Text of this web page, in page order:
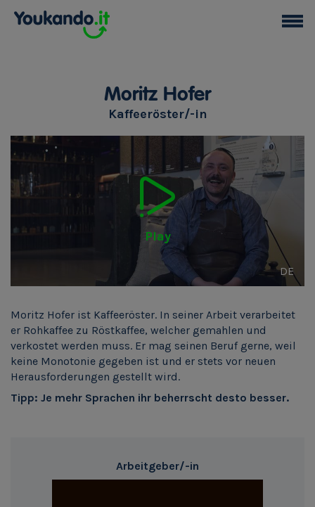
Moritz Hofer
Kaffeeröster/-in
Play
DE
Moritz Hofer ist Kaffeeröster. In seiner Arbeit verarbeitet
er Rohkaffee zu Röstkaffee, welcher gemahlen und
verkostet werden muss. Er mag seinen Beruf gerne, weil
keine Monotonie gegeben ist und er stets vor neuen
Herausforderungen gestellt wird.
Tipp: Je mehr Sprachen ihr beherrscht desto besser.
Arbeitgeber/-in